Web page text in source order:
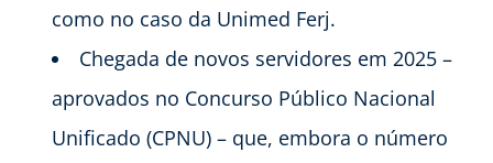
como no caso da Unimed Ferj.
Chegada de novos servidores em 2025 –
aprovados no Concurso Público Nacional
Unificado (CPNU) – que, embora o número